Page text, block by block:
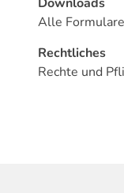
Alle
Rechtliches
Rechte und